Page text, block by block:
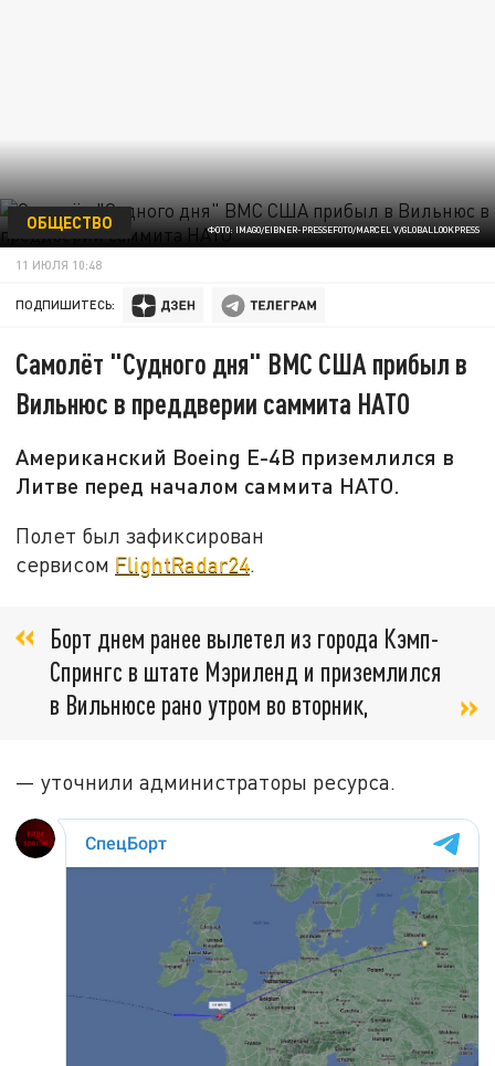
ФОТО: IMAGO/EIBNER-PRESSEFOTO/MARCEL V/GLOBALLOOKPRESS
ОБЩЕСТВО
11 ИЮЛЯ 10:48
ПОДПИШИТЕСЬ:
Самолёт "Судного дня" ВМС США прибыл в
Вильнюс в преддверии саммита НАТО
Американский Boeing E-4B приземлился в
Литве перед началом саммита НАТО.
Полет был зафиксирован
сервисом FlightRadar24.
Борт днем ранее вылетел из города Кэмп-
Спрингс в штате Мэриленд и приземлился
в Вильнюсе рано утром во вторник,
— уточнили администраторы ресурса.